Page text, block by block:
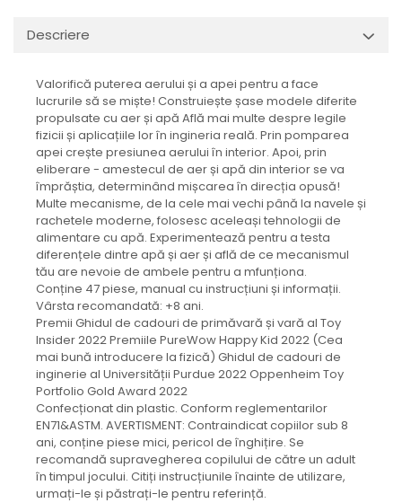
Descriere
Valorifică puterea aerului și a apei pentru a face
lucrurile să se miște! Construiește șase modele diferite
propulsate cu aer și apă Află mai multe despre legile
fizicii și aplicațiile lor în ingineria reală. Prin pomparea
apei crește presiunea aerului în interior. Apoi, prin
eliberare - amestecul de aer și apă din interior se va
împrăștia, determinând mișcarea în direcția opusă!
Multe mecanisme, de la cele mai vechi până la navele și
rachetele moderne, folosesc aceleași tehnologii de
alimentare cu apă. Experimentează pentru a testa
diferențele dintre apă și aer și află de ce mecanismul
tău are nevoie de ambele pentru a mfunționa.
Conține 47 piese, manual cu instrucțiuni și informații.
Vârsta recomandată: +8 ani.
Premii Ghidul de cadouri de primăvară și vară al Toy
Insider 2022 Premiile PureWow Happy Kid 2022 (Cea
mai bună introducere la fizică) Ghidul de cadouri de
inginerie al Universității Purdue 2022 Oppenheim Toy
Portfolio Gold Award 2022
Confecționat din plastic. Conform reglementarilor
EN71&ASTM. AVERTISMENT: Contraindicat copiilor sub 8
ani, conține piese mici, pericol de înghițire. Se
recomandă supravegherea copilului de către un adult
în timpul jocului. Citiți instrucțiunile înainte de utilizare,
urmați-le și păstrați-le pentru referință.